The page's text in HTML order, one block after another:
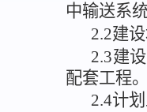
中输送系
2.2建
2.3建
配套工程
2.4计